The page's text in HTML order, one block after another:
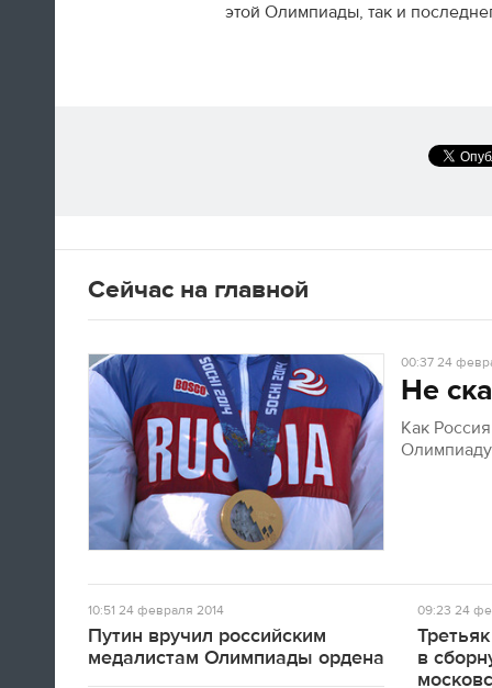
этой Олимпиады, так и
Сейчас на главной
00:3724
Не
Как
10:51 24 февраля 2014
Путин вручил российским
медалистам Олимпиады ордена
09:23 24
в